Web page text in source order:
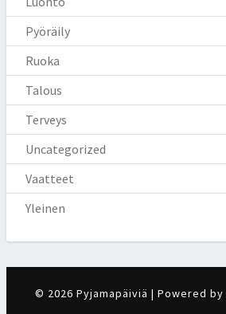
Pyöräily
Ruoka
Talous
Terveys
Uncategorized
Vaatteet
Yleinen
© 2026 Pyjamapäiviä | Powered by